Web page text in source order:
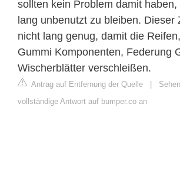
sollten kein Problem damit
lang unbenutzt zu bleiben. Dieser
nicht lang genug, damit die
Gummi Komponenten, Federung
Wischerblätter verschleißen.
Antrag auf Entfernung der Quelle |
vollständige Antwort auf bumper.co an